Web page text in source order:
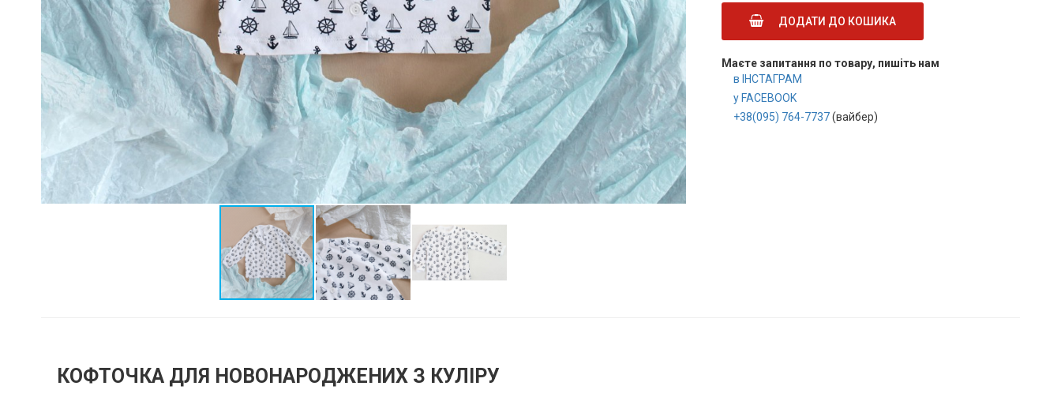
ДОДАТИ ДО КОШИКА
Маєте запитання по товару, пишіть нам
в ІНСТАГРАМ
у FACEBOOK
+38(095) 764-7737(вайбер)
КОФТОЧКА ДЛЯ НОВОНАРОДЖЕНИХ З КУЛІРУ